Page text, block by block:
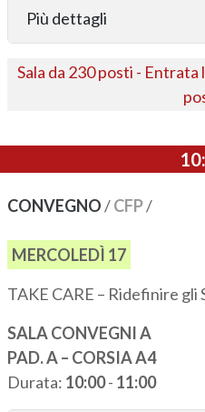
Più dettagli
Sala da 230 posti -
CONVEGNO/CFP/
MERCOLEDÌ 17
TAKE CARE – Ridefinire gli
SALA CONVEGNI A
PAD. A – CORSIA A4
Durata: 10:00- 11:00